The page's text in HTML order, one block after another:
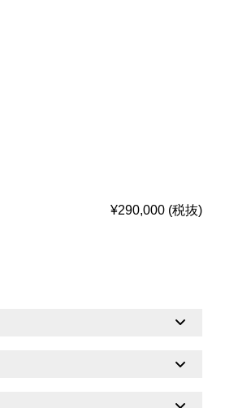
¥290,000 (税抜)